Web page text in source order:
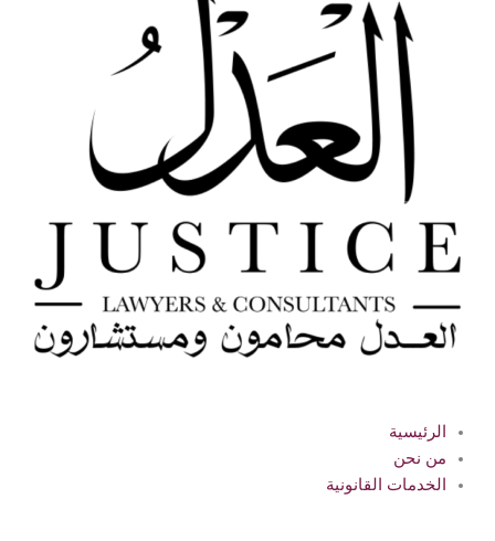
الرئيسية
من نحن
الخدمات القانونية